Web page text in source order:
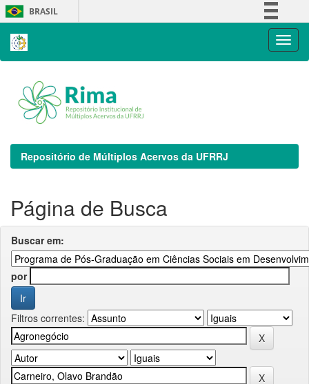
Skip
navigation
BRASIL
Repositório de Múltiplos Acervos da UFRRJ
Página de Busca
Buscar em:
por
Filtros correntes: